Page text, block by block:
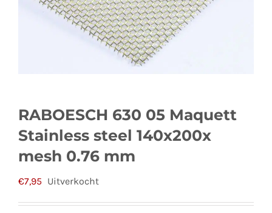
RABOESCH 630 05 Maquett
Stainless steel 140x200x
mesh 0.76 mm
€7,95 Uitverkocht